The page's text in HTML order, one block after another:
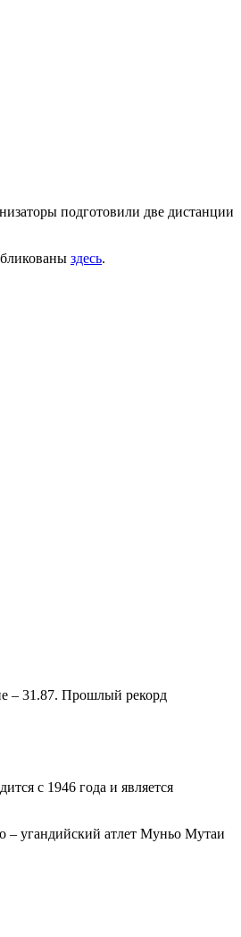
подготовили две дистанции
здесь.
– 31.87. Прошлый рекорд
с 1946 года и является
– угандийский атлет Муньо Мутаи